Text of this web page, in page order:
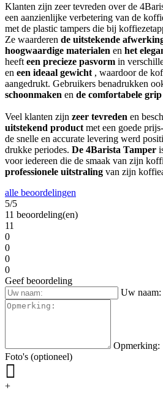
Klanten zijn zeer tevreden over de
een aanzienlijke verbetering van de
met de plastic tampers die bij
Ze waarderen de uitstekende
hoogwaardige materialen en het
heeft een precieze pasvorm in
en een ideaal gewicht , waardoor de
aangedrukt. Gebruikers benadrukken
schoonmaken en de comfortabele grip
Veel klanten zijn zeer tevreden en
uitstekend product met een goede
de snelle en accurate levering werd
drukke periodes. De 4Barista Tamper
voor iedereen die de smaak van zijn
professionele uitstraling van zijn
alle beoordelingen
5/5
11 beoordeling(en)
11
0
0
0
0
Geef beoordeling
Uw naam:
Opmerking:
Foto's (optioneel)
+